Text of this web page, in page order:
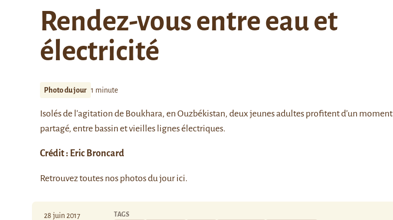
Rendez-vous entre eau et
électricité
Photo du jour 1 minute
Isolés de l’agitation de Boukhara, en Ouzbékistan, deux jeunes adultes profitent d’un moment
partagé, entre bassin et vieilles lignes électriques.
Crédit : Eric Broncard
Retrouvez toutes nos photos du jourici.
28 juin 2017 TAGS